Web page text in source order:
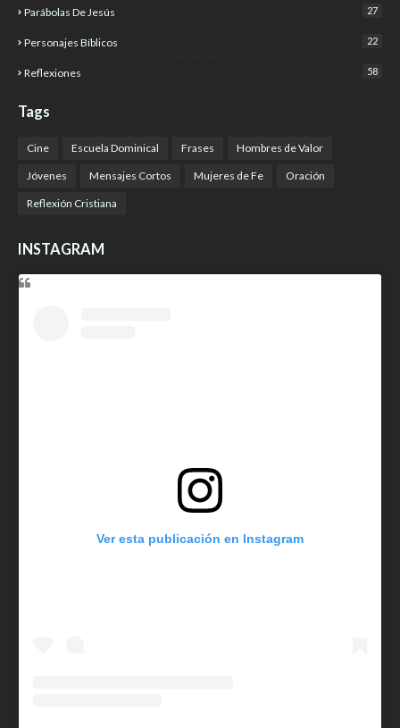
Parábolas De Jesús 27
Personajes Bíblicos 22
Reflexiones 58
Tags
Cine Escuela Dominical Frases Hombres de Valor
Jóvenes Mensajes Cortos Mujeres de Fe Oración
Reflexión Cristiana
INSTAGRAM
Ver esta publicación en Instagram